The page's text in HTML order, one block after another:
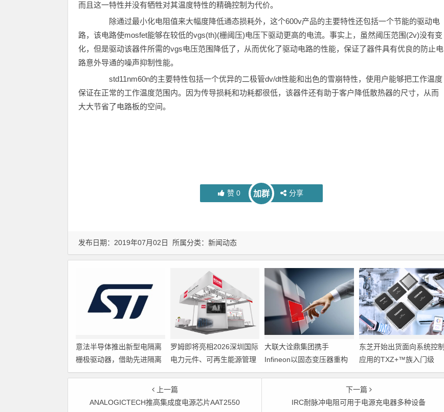
而且这一特性并没有牺牲对其温度特性的精确控制为代价。
除通过最小化电阻值来大幅度降低通态损耗外，这个600v产品的主要特性还包括一个节能的驱动电
路，该电路使mosfet能够在较低的vgs(th)(栅阈压)电压下驱动更高的电流。事实上，虽然阈压范围(2v)没有变
化，但是驱动该器件所需的vgs电压范围降低了，从而优化了驱动电路的性能，保证了器件具有优良的防止电
路意外导通的噪声抑制性能。
std11nm60n的主要特性包括一个优异的二极管dv/dt性能和出色的雪崩特性，使用户能够把工作温度
保证在正常的工作温度范围内。因为传导损耗和功耗都很低，该器件还有助于客户降低散热器的尺寸，从而
大大节省了电路板的空间。
赞0 加群 分享
发布日期：2019年07月02日 所属分类： 新闻动态
意法半导体推出新型电隔离
栅极驱动器，借助先进隔离
技术简化电源设计
罗姆即将亮相2026深圳国际
电力元件、可再生能源管理
展览会暨研讨会
大联大诠鼎集团携手
Infineon以固态变压器重构
配电效率新标杆
东芝开始出货面向系统控制
应用的TXZ+™族入门级
M4V组（搭载Arm
Cortex‑M4内核的标准微控
制器）工程样品
上一篇
ANALOGICTECH推高集成度电源芯片AAT2550
下一篇
IRC耐脉冲电阻可用于电源充电器多种设备